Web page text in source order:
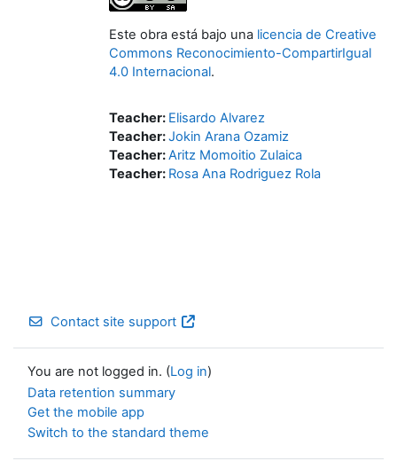
Este obra está bajo una licencia de Creative
Commons Reconocimiento-CompartirIgual
4.0 Internacional.
Teacher: Elisardo Alvarez
Teacher:Jokin Arana Ozamiz
Teacher:Aritz Momoitio Zulaica
Teacher: Rosa Ana Rodriguez Rola
Contact site support
You are not logged in. (Log in)
Data retention summary
Get the mobile app
Switch to the standard theme